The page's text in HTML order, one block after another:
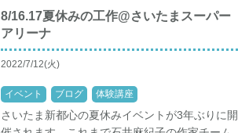
8/16.17夏休みの工作@さいたまスーパー
アリーナ
2022/7/12(火)
イベント ブログ 体験講座
さいたま新都心の夏休みイベントが3年ぶりに開